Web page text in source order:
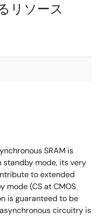
リソース
SRAM is
standby mode, its very
to extended
mode (CS at CMOS
is guaranteed to be
circuitry is